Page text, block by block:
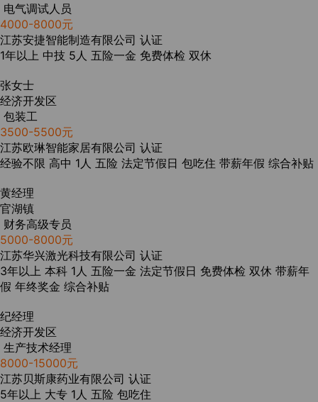
电气调试人员
4000-8000元
江苏安捷智能制造有限公司 认证
1年以上 中技 5人 五险一金 免费体检 双休
张女士
经济开发区
包装工
3500-5500元
江苏欧琳智能家居有限公司 认证
经验不限 高中 1人 五险 法定节假日 包吃住 带薪年假 综合补贴
黄经理
官湖镇
财务高级专员
5000-8000元
江苏华兴激光科技有限公司 认证
3年以上 本科 1人 五险一金 法定节假日 免费体检 双休 带薪年
假 年终奖金 综合补贴
纪经理
经济开发区
生产技术经理
8000-15000元
江苏贝斯康药业有限公司 认证
5年以上 大专 1人 五险 包吃住